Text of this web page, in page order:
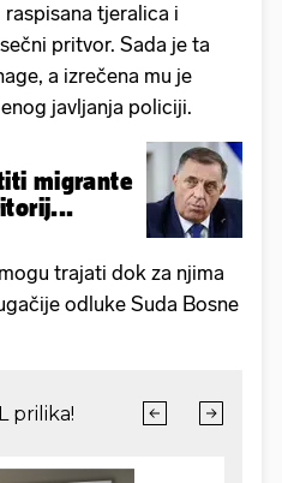
raspisana tjeralica i
pritvor. Sada je ta
a izrečena mu je
javljanja policiji.
migrante
trajati dok za njima
odluke Suda Bosne